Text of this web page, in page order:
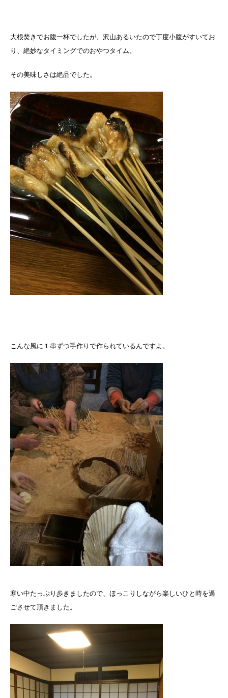
大根焚きでお腹一杯でしたが、沢山あるいたので丁度小腹がすいてお
り、絶妙なタイミングでのおやつタイム。
その美味しさは絶品でした。
こんな風に１串ずつ手作りで作られているんですよ。
寒い中たっぷり歩きましたので、ほっこりしながら楽しいひと時を過
ごさせて頂きました。